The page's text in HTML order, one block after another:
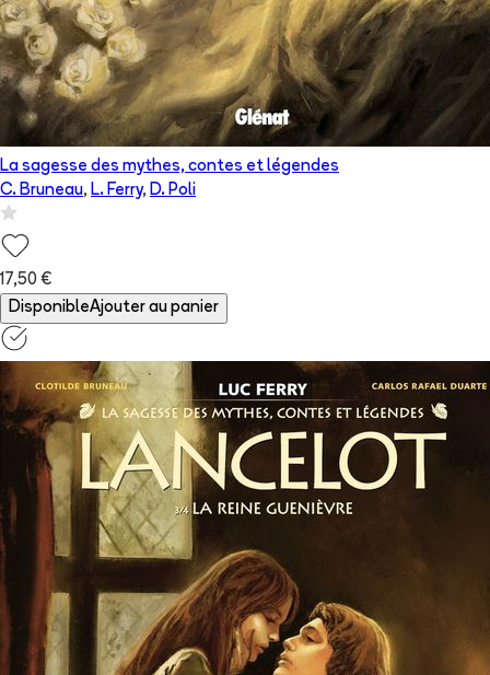
La sagesse des mythes, contes et légendes
C. Bruneau, L. Ferry, D. Poli
17,50 €
DisponibleAjouter au panier